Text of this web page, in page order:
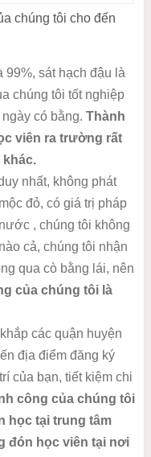
chúng tôi cho đến
99%, sát hạch đậu là
chúng tôi tốt nghiệp
có bằng. Thành
viên ra trường rất
nhất, không phát
đỏ, có giá trị pháp
, chúng tôi không
cả, chúng tôi nhận
qua cò bằng lái, nên
của chúng tôi là
các quận huyện
địa điểm đăng ký
của bạn, tiết kiệm chi
công của chúng tôi
học tại trung tâm
đón học viên tại nơi